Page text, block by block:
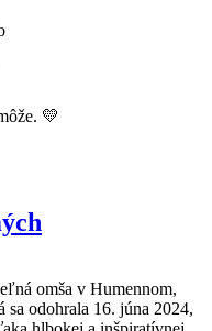
💛
omša v Humennom,
sa odohrala 16. júna 2024,